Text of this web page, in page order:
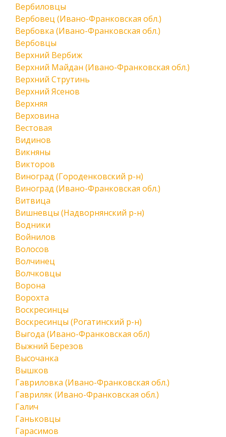
Вербиловцы
Вербовец (Ивано-Франковская обл.)
Вербовка (Ивано-Франковская обл.)
Вербовцы
Верхний Вербиж
Верхний Майдан (Ивано-Франковская обл.)
Верхний Струтинь
Верхний Ясенов
Верхняя
Верховина
Вестовая
Видинов
Викняны
Викторов
Виноград (Городенковский р-н)
Виноград (Ивано-Франковская обл.)
Витвица
Вишневцы (Надворнянский р-н)
Водники
Войнилов
Волосов
Волчинец
Волчковцы
Ворона
Ворохта
Воскресинцы
Воскресинцы (Рогатинский р-н)
Выгода (Ивано-Франковская обл)
Выжний Березов
Высочанка
Вышков
Гавриловка (Ивано-Франковская обл.)
Гавриляк (Ивано-Франковская обл.)
Галич
Ганьковцы
Гарасимов